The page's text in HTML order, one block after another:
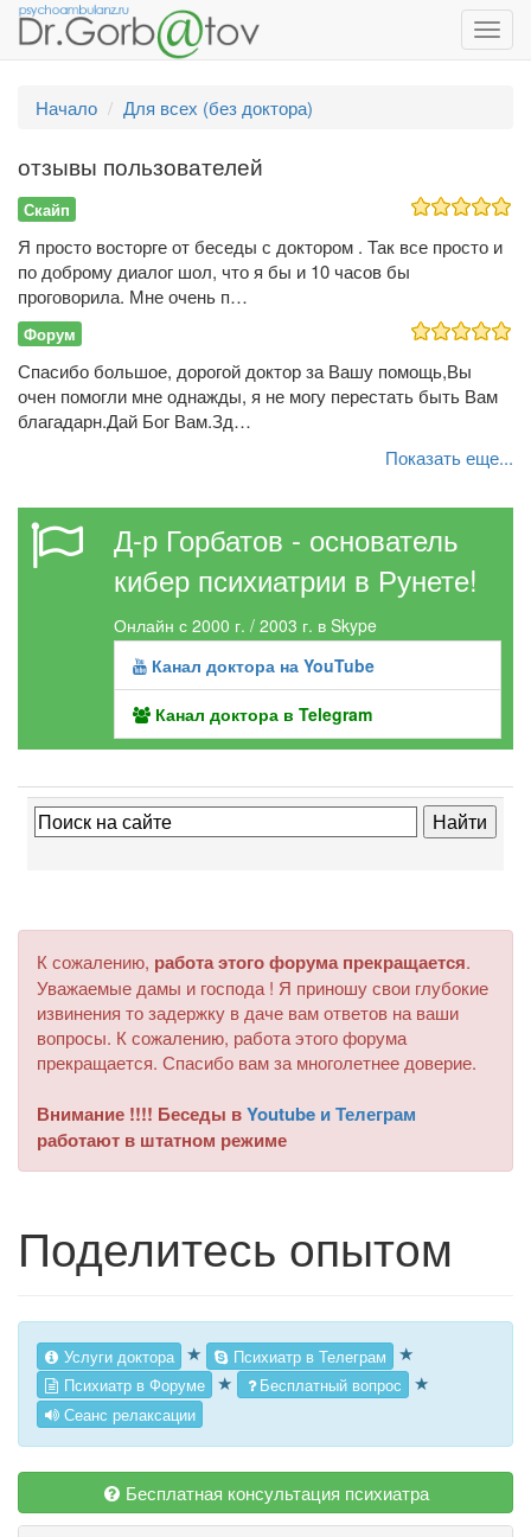
Начало
Для всех (без доктора)
отзывы пользователей
Скайп
Я просто восторге от беседы с доктором . Так все просто и
по доброму диалог шол, что я бы и 10 часов бы
проговорила. Мне очень п…
Форум
Спасибо большое, дорогой доктор за Вашу помощь,Вы
очен помогли мне однажды, я не могу перестать быть Вам
благадарн.Дай Бог Вам.Зд…
Показать еще...
Д-р Горбатов - основатель
кибер психиатрии в Рунете!
Онлайн с 2000 г. / 2003 г. в Skype
Канал доктора на YouTube
Канал доктора в Telegram
К сожалению, работа этого форума прекращается.
Уважаемые дамы и господа ! Я приношу свои глубокие
извинения то задержку в даче вам ответов на ваши
вопросы. К сожалению, работа этого форума
прекращается. Спасибо вам за многолетнее доверие.
Внимание !!!! Беседы вYoutube и Телеграм
работают в штатном режиме
Поделитесь опытом
Услуги доктора ★ Психиатр в Телеграм ★
Психиатр в Форуме ★ Бесплатный вопрос ★
Сеанс релаксации
Бесплатная консультация психиатра